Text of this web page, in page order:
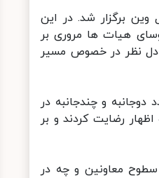
برگزار شد. در این
هیات ها مروری بر
نظر در خصوص مسیر
و چندجانبه در
رضایت کردند و بر
معاونین و چه در